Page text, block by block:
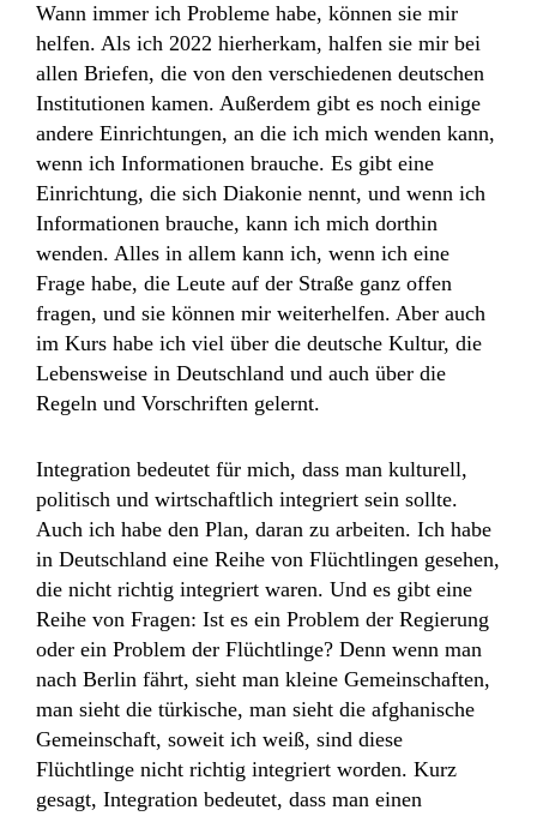
Wann immer ich Probleme habe, können sie mir
helfen. Als ich 2022 hierherkam, halfen sie mir bei
allen Briefen, die von den verschiedenen deutschen
Institutionen kamen. Außerdem gibt es noch einige
andere Einrichtungen, an die ich mich wenden kann,
wenn ich Informationen brauche. Es gibt eine
Einrichtung, die sich Diakonie nennt, und wenn ich
Informationen brauche, kann ich mich dorthin
wenden. Alles in allem kann ich, wenn ich eine
Frage habe, die Leute auf der Straße ganz offen
fragen, und sie können mir weiterhelfen. Aber auch
im Kurs habe ich viel über die deutsche Kultur, die
Lebensweise in Deutschland und auch über die
Regeln und Vorschriften gelernt.
Integration bedeutet für mich, dass man kulturell,
politisch und wirtschaftlich integriert sein sollte.
Auch ich habe den Plan, daran zu arbeiten. Ich habe
in Deutschland eine Reihe von Flüchtlingen gesehen,
die nicht richtig integriert waren. Und es gibt eine
Reihe von Fragen: Ist es ein Problem der Regierung
oder ein Problem der Flüchtlinge? Denn wenn man
nach Berlin fährt, sieht man kleine Gemeinschaften,
man sieht die türkische, man sieht die afghanische
Gemeinschaft, soweit ich weiß, sind diese
Flüchtlinge nicht richtig integriert worden. Kurz
gesagt, Integration bedeutet, dass man einen